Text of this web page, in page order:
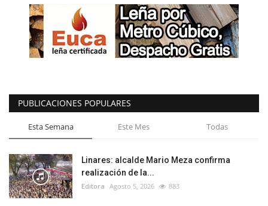
PUBLICACIONES POPULARES
Esta Semana Este Mes Todas
Linares: alcalde Mario Meza confirma
realización de la...
Editora Agosto 5, 2026 883